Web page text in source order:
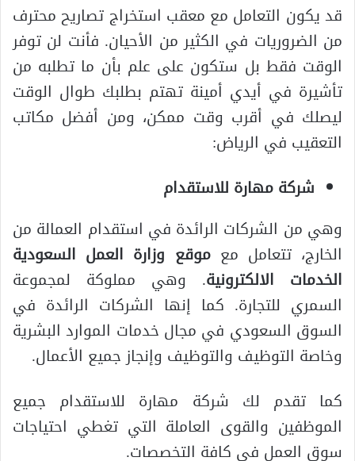
قد يكون التعامل مع معقب استخراج تصاريح محترف
من الضروريات في الكثير من الأحيان. فأنت لن توفر
الوقت فقط بل ستكون على علم بأن ما تطلبه من
تأشيرة في أيدي أمينة تهتم بطلبك طوال الوقت
ليصلك في أقرب وقت ممكن، ومن أفضل مكاتب
التعقيب في الرياض:
شركة مهارة للاستقدام
وهي من الشركات الرائدة في استقدام العمالة من
الخارج، تتعامل معموقع وزارة العمل السعودية
الخدمات الالكترونية. وهي مملوكة لمجموعة
السمري للتجارة. كما إنها الشركات الرائدة في
السوق السعودي في مجال خدمات الموارد البشرية
وخاصة التوظيف والتوظيف وإنجاز جميع الأعمال.
كما تقدم لك شركة مهارة للاستقدام جميع
الموظفين والقوى العاملة التي تغطي احتياجات
سوق العمل في كافة التخصصات.